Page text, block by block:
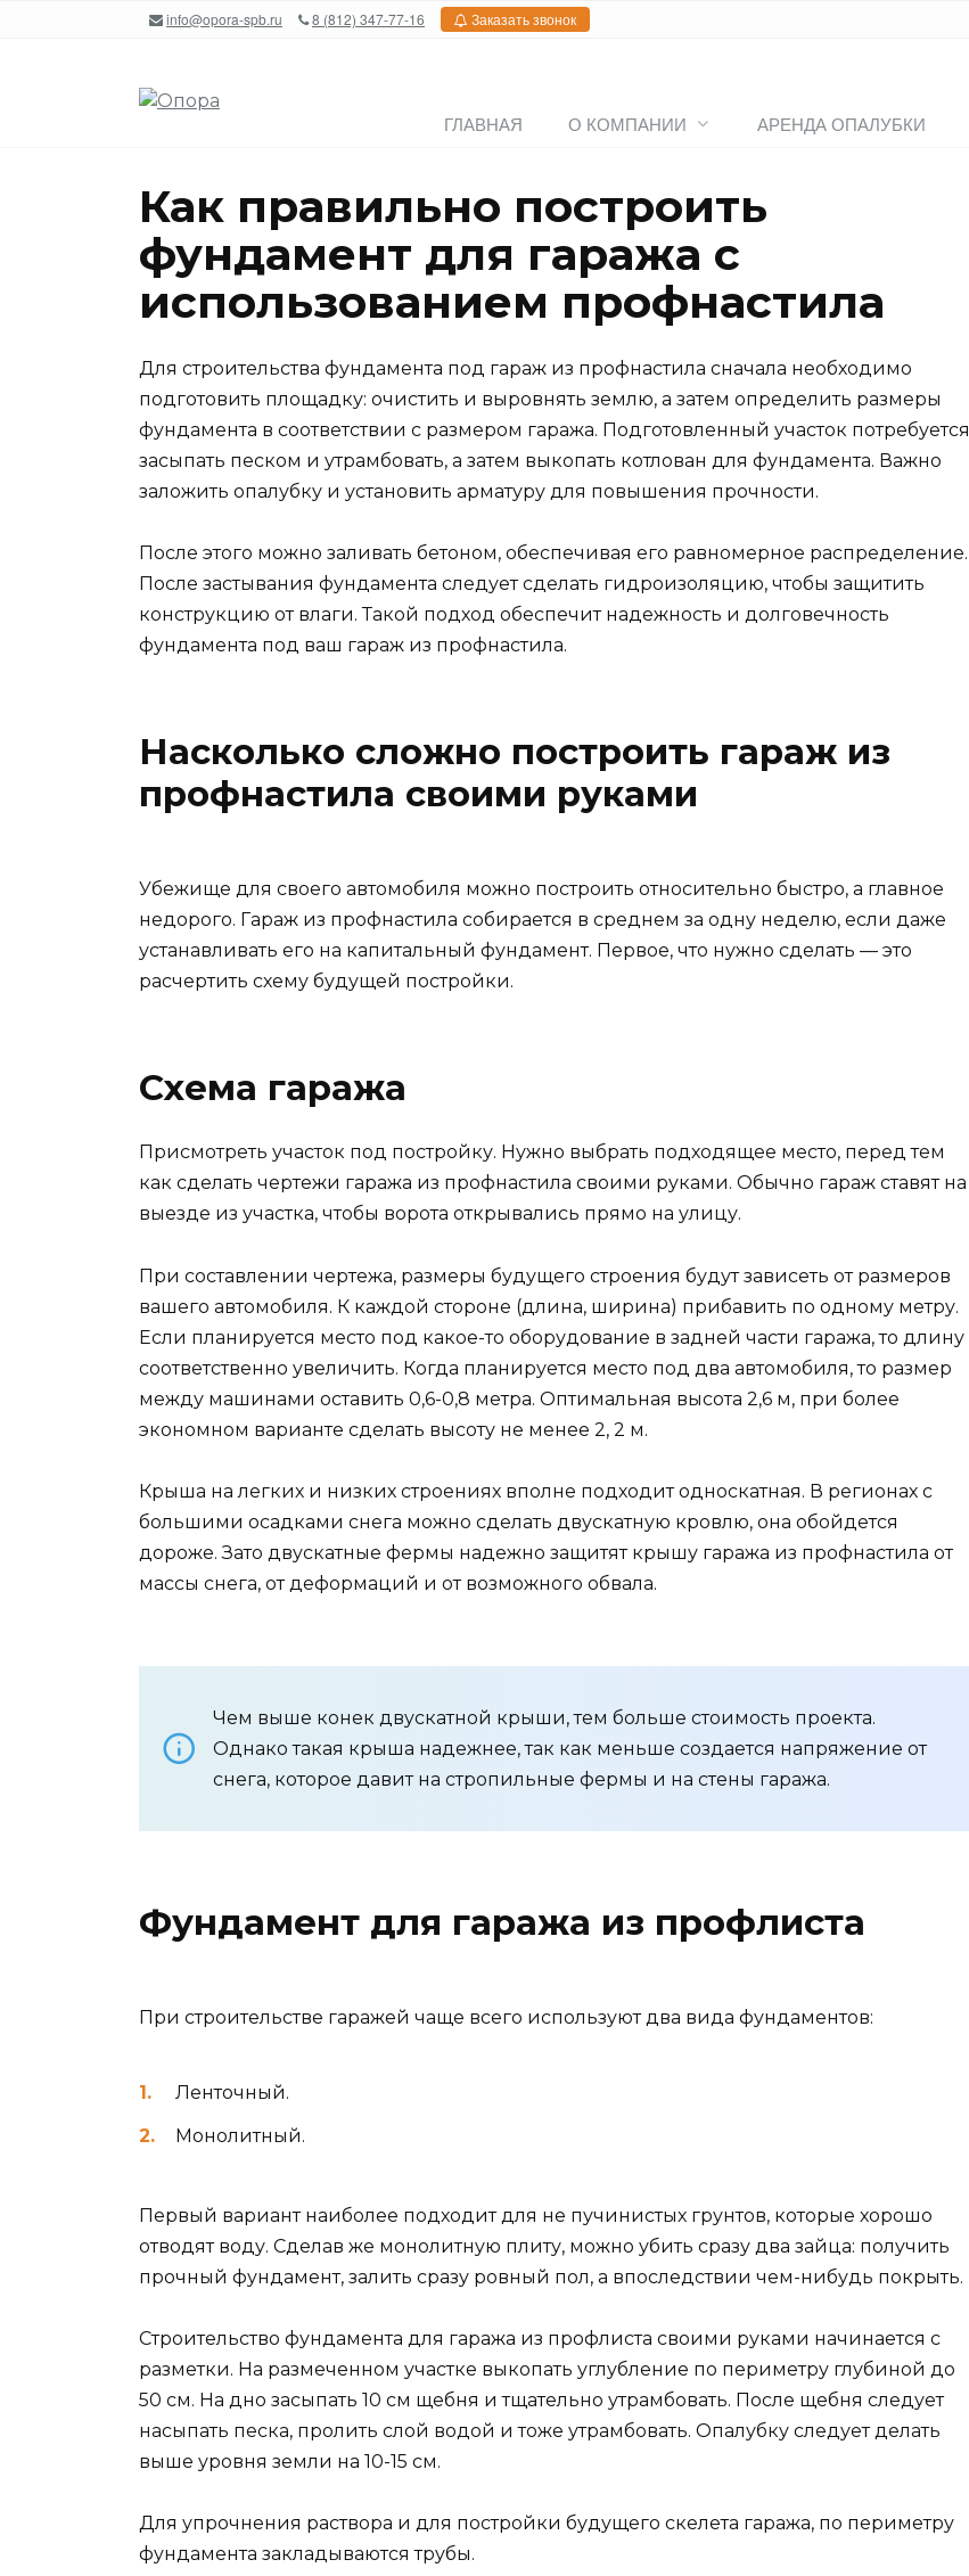
info@opora-spb.ru 8 (812) 347-77-16 Заказать звонок
ГЛАВНАЯ О КОМПАНИИ АРЕНДА ОПАЛУБКИ
Как правильно построить
фундамент для гаража с
использованием профнастила
Для строительства фундамента под гараж из профнастила сначала необходимо
подготовить площадку: очистить и выровнять землю, а затем определить размеры
фундамента в соответствии с размером гаража. Подготовленный участок потребуется
засыпать песком и утрамбовать, а затем выкопать котлован для фундамента. Важно
заложить опалубку и установить арматуру для повышения прочности.
После этого можно заливать бетоном, обеспечивая его равномерное распределение.
После застывания фундамента следует сделать гидроизоляцию, чтобы защитить
конструкцию от влаги. Такой подход обеспечит надежность и долговечность
фундамента под ваш гараж из профнастила.
Насколько сложно построить гараж из
профнастила своими руками
Убежище для своего автомобиля можно построить относительно быстро, а главное
недорого. Гараж из профнастила собирается в среднем за одну неделю, если даже
устанавливать его на капитальный фундамент. Первое, что нужно сделать — это
расчертить схему будущей постройки.
Схема гаража
Присмотреть участок под постройку. Нужно выбрать подходящее место, перед тем
как сделать чертежи гаража из профнастила своими руками. Обычно гараж ставят на
выезде из участка, чтобы ворота открывались прямо на улицу.
При составлении чертежа, размеры будущего строения будут зависеть от размеров
вашего автомобиля. К каждой стороне (длина, ширина) прибавить по одному метру.
Если планируется место под какое-то оборудование в задней части гаража, то длину
соответственно увеличить. Когда планируется место под два автомобиля, то размер
между машинами оставить 0,6-0,8 метра. Оптимальная высота 2,6 м, при более
экономном варианте сделать высоту не менее 2, 2 м.
Крыша на легких и низких строениях вполне подходит односкатная. В регионах с
большими осадками снега можно сделать двускатную кровлю, она обойдется
дороже. Зато двускатные фермы надежно защитят крышу гаража из профнастила от
массы снега, от деформаций и от возможного обвала.
Чем выше конек двускатной крыши, тем больше стоимость проекта.
Однако такая крыша надежнее, так как меньше создается напряжение от
снега, которое давит на стропильные фермы и на стены гаража.
Фундамент для гаража из профлиста
При строительстве гаражей чаще всего используют два вида фундаментов:
Ленточный.
Монолитный.
Первый вариант наиболее подходит для не пучинистых грунтов, которые хорошо
отводят воду. Сделав же монолитную плиту, можно убить сразу два зайца: получить
прочный фундамент, залить сразу ровный пол, а впоследствии чем-нибудь покрыть.
Строительство фундамента для гаража из профлиста своими руками начинается с
разметки. На размеченном участке выкопать углубление по периметру глубиной до
50 см. На дно засыпать 10 см щебня и тщательно утрамбовать. После щебня следует
насыпать песка, пролить слой водой и тоже утрамбовать. Опалубку следует делать
выше уровня земли на 10-15 см.
Для упрочнения раствора и для постройки будущего скелета гаража, по периметру
фундамента закладываются трубы.